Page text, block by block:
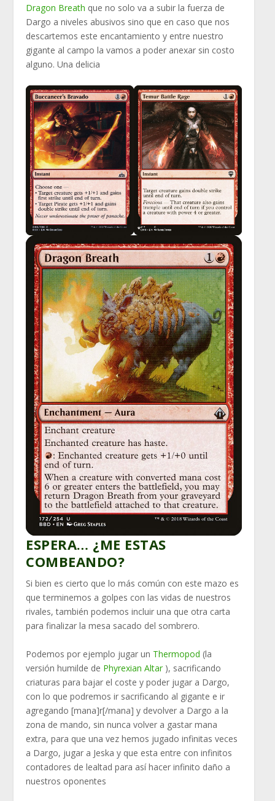
Dragon Breath que no solo va a subir la fuerza de
Dargo a niveles abusivos sino que en caso que nos
descartemos este encantamiento y entre nuestro
gigante al campo la vamos a poder anexar sin costo
alguno. Una delicia
ESPERA… ¿ME ESTAS
COMBEANDO?
Si bien es cierto que lo más común con este mazo es
que terminemos a golpes con las vidas de nuestros
rivales, también podemos incluir una que otra carta
para finalizar la mesa sacado del sombrero.
Podemos por ejemplo jugar un Thermopod (la
versión humilde de Phyrexian Altar ), sacrificando
criaturas para bajar el coste y poder jugar a Dargo,
con lo que podremos ir sacrificando al gigante e ir
agregando [mana]r[/mana] y devolver a Dargo a la
zona de mando, sin nunca volver a gastar mana
extra, para que una vez hemos jugado infinitas veces
a Dargo, jugar a Jeska y que esta entre con infinitos
contadores de lealtad para así hacer infinito daño a
nuestros oponentes